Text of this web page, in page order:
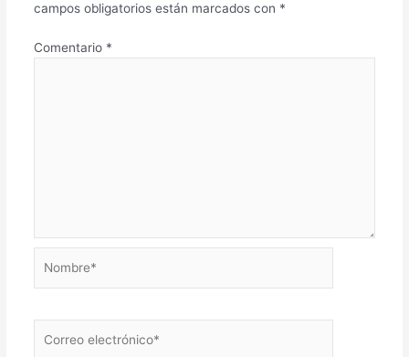
campos obligatorios están marcados con *
Comentario *
electrónico*